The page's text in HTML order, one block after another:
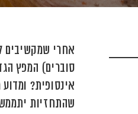
אחרי שמקשיבים
סוברים) המפץ
אינסופית?
שהתחזיות